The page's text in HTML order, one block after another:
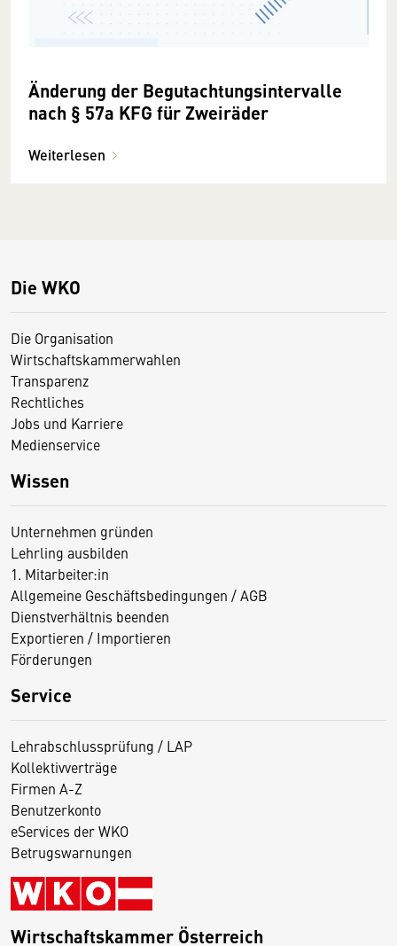
Änderung der Begutachtungsintervalle
nach § 57a KFG für Zweiräder
Weiterlesen
Die WKO
Die Organisation
Wirtschaftskammerwahlen
Transparenz
Rechtliches
Jobs und Karriere
Medienservice
Wissen
Unternehmen gründen
Lehrling ausbilden
1. Mitarbeiter:in
Allgemeine Geschäftsbedingungen / AGB
Dienstverhältnis beenden
Exportieren / Importieren
Förderungen
Service
Lehrabschlussprüfung / LAP
Kollektivverträge
Firmen A-Z
Benutzerkonto
eServices der WKO
Betrugswarnungen
Wirtschaftskammer Österreich